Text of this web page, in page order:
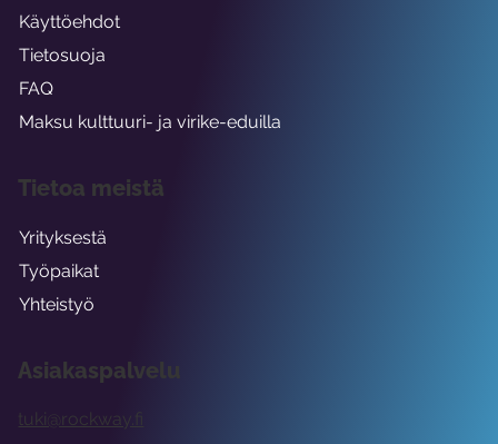
Asiakaspalvelu
tuki@rockway.fi
Käyttöehdot
Tietosuoja
FAQ
Maksu kulttuuri- ja virike-eduilla
Tietoa meistä
Yrityksestä
Työpaikat
Yhteistyö